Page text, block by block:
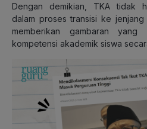
Dengan demikian, TKA tidak
dalam proses transisi ke
memberikan gambaran
kompetensi akademik siswa